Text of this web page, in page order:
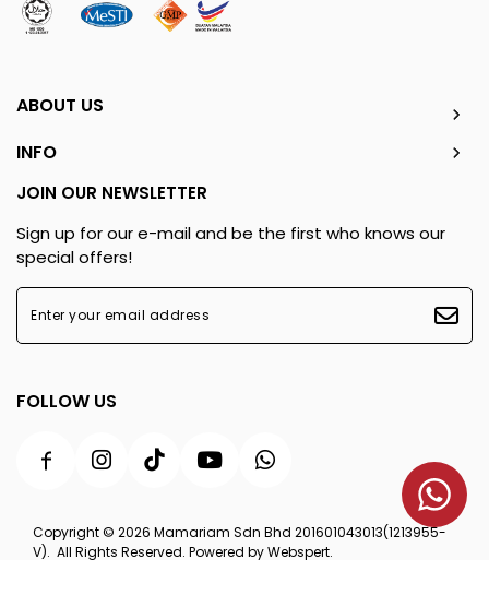
ABOUT US
INFO
JOIN OUR NEWSLETTER
Sign up for our e-mail and be the first who knows our
special offers!
FOLLOW US
Copyright © 2026 Mamariam Sdn Bhd 201601043013(1213955-
V). All Rights Reserved. Powered byWebspert.